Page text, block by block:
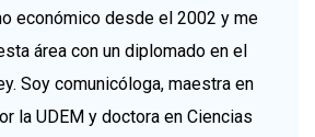
económico desde el 2002 y me
área con un diplomado en el
Soy comunicóloga, maestra en
la UDEM y doctora en Ciencias